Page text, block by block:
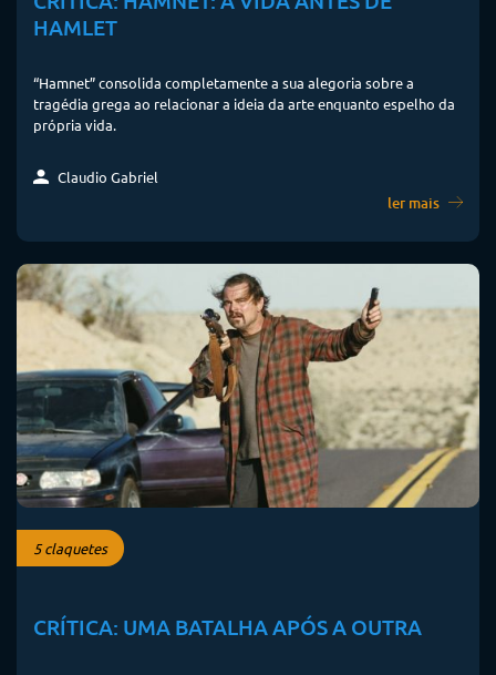
HAMLET
“Hamnet” consolida completamente a sua alegoria sobre a
tragédia grega ao relacionar a ideia da arte enquanto espelho da
própria vida.
Claudio Gabriel
ler mais
5 claquetes
CRÍTICA: UMA BATALHA APÓS A OUTRA